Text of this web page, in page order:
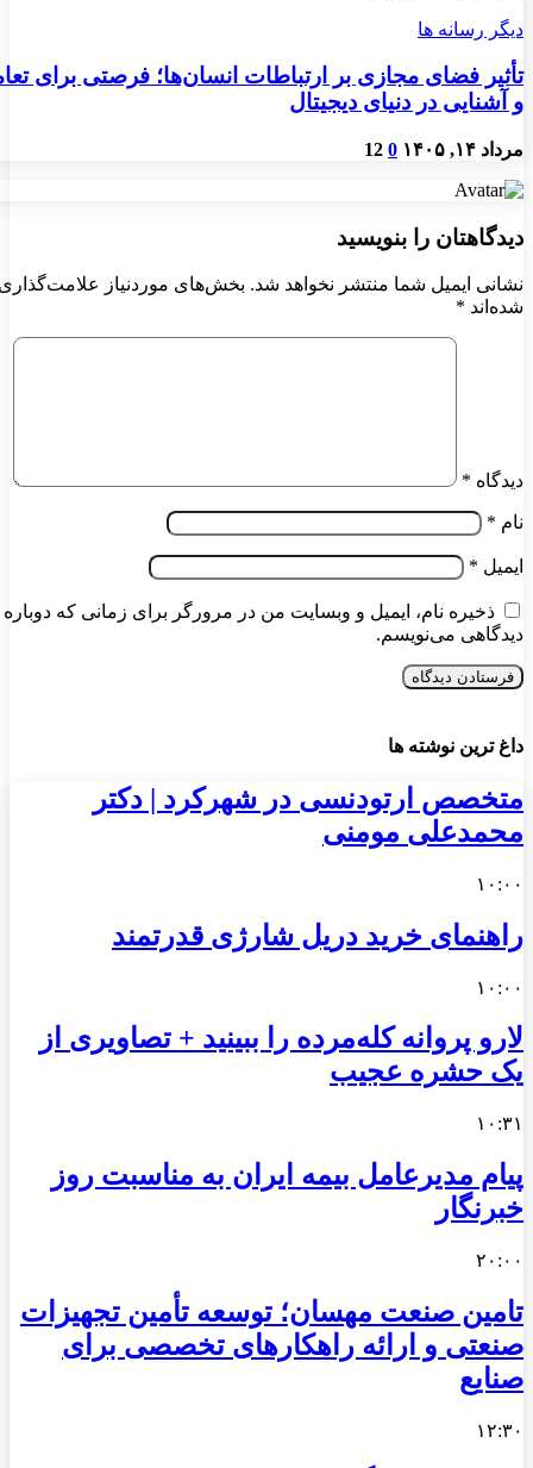
دیگر رسانه ها
تأثیر فضای مجازی بر ارتباطات انسان‌ها؛ فرصتی برای
و آشنایی در دنیای دیجیتال
مرداد ۱۴, ۱۴۰۵ 0
12
دیدگاهتان را بنویسید
نشانی ایمیل شما منتشر نخواهد شد. بخش‌های موردنیاز
شده‌اند *
دیدگاه *
نام *
ایمیل *
ذخیره نام، ایمیل و وبسایت من در مرورگر برای زمانی که دوباره
دیدگاهی می‌نویسم.
داغ ترین نوشته ها
متخصص ارتودنسی در شهرکرد | دکتر
محمدعلی مومنی
۱۰:۰۰
راهنمای خرید دریل شارژی قدرتمند
۱۰:۰۰
لارو پروانه کله‌مرده را ببینید + تصاویری از
یک حشره عجیب
۱۰:۳۱
پیام مدیرعامل بیمه ایران به مناسبت روز
خبرنگار
۲۰:۰۰
تامین صنعت مهسان؛ توسعه تأمین تجهیزات
صنعتی و ارائه راهکارهای تخصصی برای
صنایع
۱۲:۳۰